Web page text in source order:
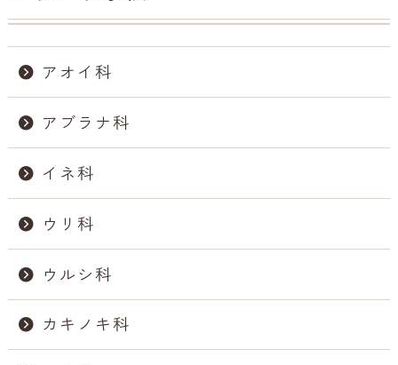
アオイ科
アブラナ科
イネ科
ウリ科
ウルシ科
カキノキ科